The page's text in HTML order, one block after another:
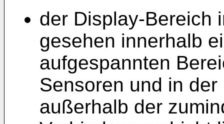
der Display-Bereich
gesehen innerhalb
aufgespannten
Sensoren und in
außerhalb der